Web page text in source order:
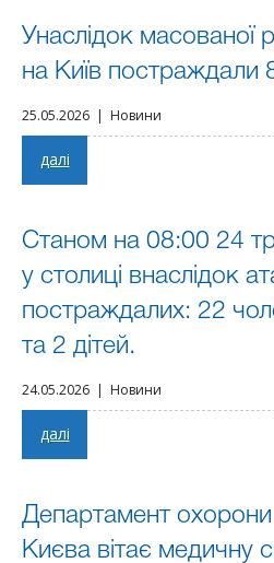
Унаслідок масованої
на Київ постраждали
25.05.2026 | Новини
далі
Станом на 08:00 24
у столиці внаслідок
постраждалих: 22
та 2 дітей.
24.05.2026 | Новини
далі
Департамент
Києва вітає медичну